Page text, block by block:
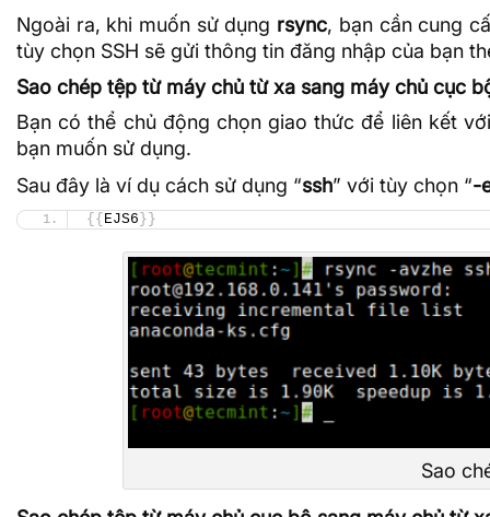
Ngoài ra, khi muốn sử dụng rsync, bạn cần cung
tùy chọn SSH sẽ gửi thông tin đăng nhập của bạn
Sao chép tệp từ máy chủ từ xa sang máy chủ cục
Bạn có thể chủ động chọn giao thức để liên kết
bạn muốn sử dụng.
Sau đây là ví dụ cách sử dụng “ssh” với tùy chọn “-
{{ EJS6 }}
Sao